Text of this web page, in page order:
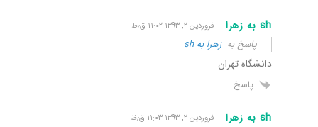
sh به زهرا فروردین ۲, ۱۳۹۳ ۱۱:۰۲ ق٫ظ
پاسخ بهزهرا به sh
دانشگاه تهران
پاسخ
sh به زهرا فروردین ۲, ۱۳۹۳ ۱۱:۰۳ ق٫ظ